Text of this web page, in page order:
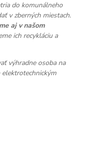
do komunálneho
v zberných miestach.
aj v našom
ich recykláciu a
výhradne osoba na